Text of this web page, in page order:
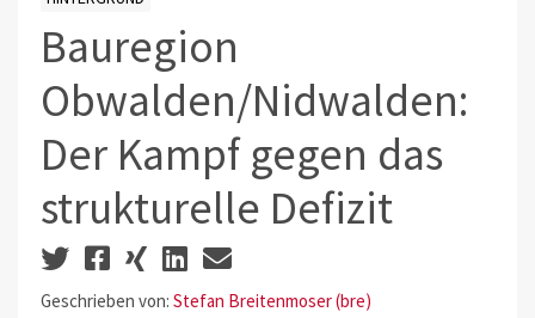
Bauregion
Obwalden/Nidwalden:
Der Kampf gegen das
strukturelle Defizit
Geschrieben von: Stefan Breitenmoser (bre)